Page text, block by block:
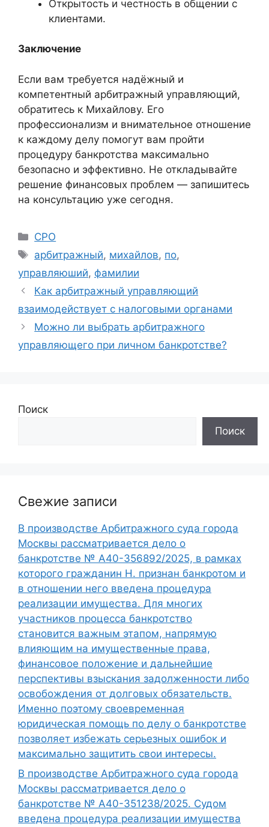
Открытость и честность в общении с
клиентами.
Заключение
Если вам требуется надёжный и
компетентный арбитражный управляющий,
обратитесь к Михайлову. Его
профессионализм и внимательное отношение
к каждому делу помогут вам пройти
процедуру банкротства максимально
безопасно и эффективно. Не откладывайте
решение финансовых проблем — запишитесь
на консультацию уже сегодня.
Рубрики
СРО
Метки
арбитражный, михайлов, по,
управляюший, фамилии
Как арбитражный управляющий
взаимодействует с налоговыми органами
Можно ли выбрать арбитражного
управляющего при личном банкротстве?
Поиск
Поиск
Свежие записи
В производстве Арбитражного суда города
Москвы рассматривается дело о
банкротстве № А40-356892/2025, в рамках
которого гражданин Н. признан банкротом и
в отношении него введена процедура
реализации имущества. Для многих
участников процесса банкротство
становится важным этапом, напрямую
влияющим на имущественные права,
финансовое положение и дальнейшие
перспективы взыскания задолженности либо
освобождения от долговых обязательств.
Именно поэтому своевременная
юридическая помощь по делу о банкротстве
позволяет избежать серьезных ошибок и
максимально защитить свои интересы.
В производстве Арбитражного суда города
Москвы рассматривается дело о
банкротстве № А40-351238/2025. Судом
введена процедура реализации имущества